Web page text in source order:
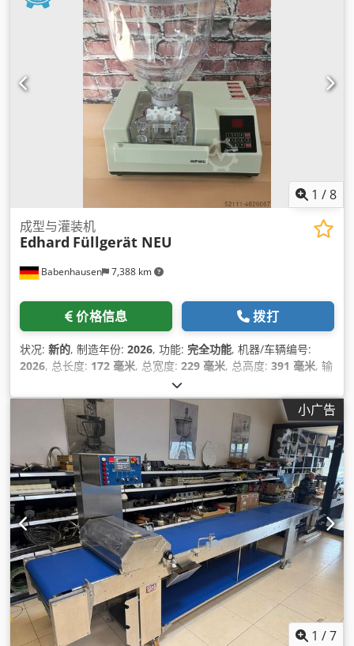
1 /8
Babenhausen 7,388 km
成型与灌装机
Edhard Füllgerät NEU
价格信息 拨打
状况: 新的, 制造年份: 2026, 功能: 完全功能, 机器/车辆编号:
2026, 总长度: 172 毫米, 总宽度: 229 毫米, 总高度: 391 毫米, 输
220 V
认证至:06/2028, 环境温度（最小）:15 °C,
小广告
1 /7